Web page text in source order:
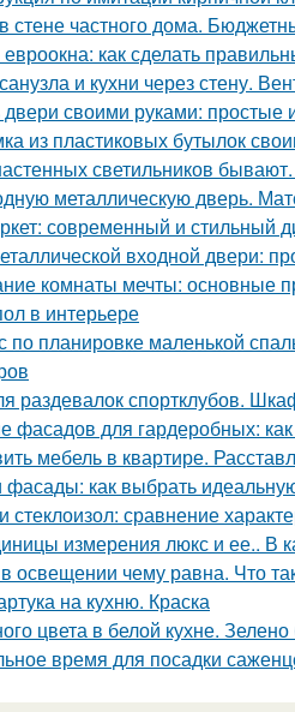
стене частного дома.
как сделать
и кухни через стену.
двери своими руками:
из пластиковых бутылок
светильников
металлическую дверь.
современный и стильный
входной двери:
комнаты мечты: основные
в интерьере
по планировке маленькой
раздевалок спортклубов.
фасадов для гардеробных:
мебель в квартире.
как выбрать
стеклоизол: сравнение
измерения люкс и ее.. В
в освещении чему равна. Что
на кухню. Краска
цвета в белой кухне.
время для посадки